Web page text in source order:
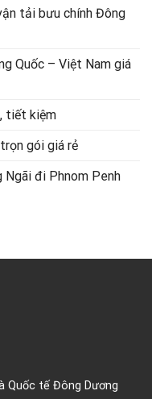
tải bưu chính Đông
Quốc – Việt Nam giá
tiết kiệm
gói giá rẻ
đi Phnom Penh
Quốc tế Đông Dương